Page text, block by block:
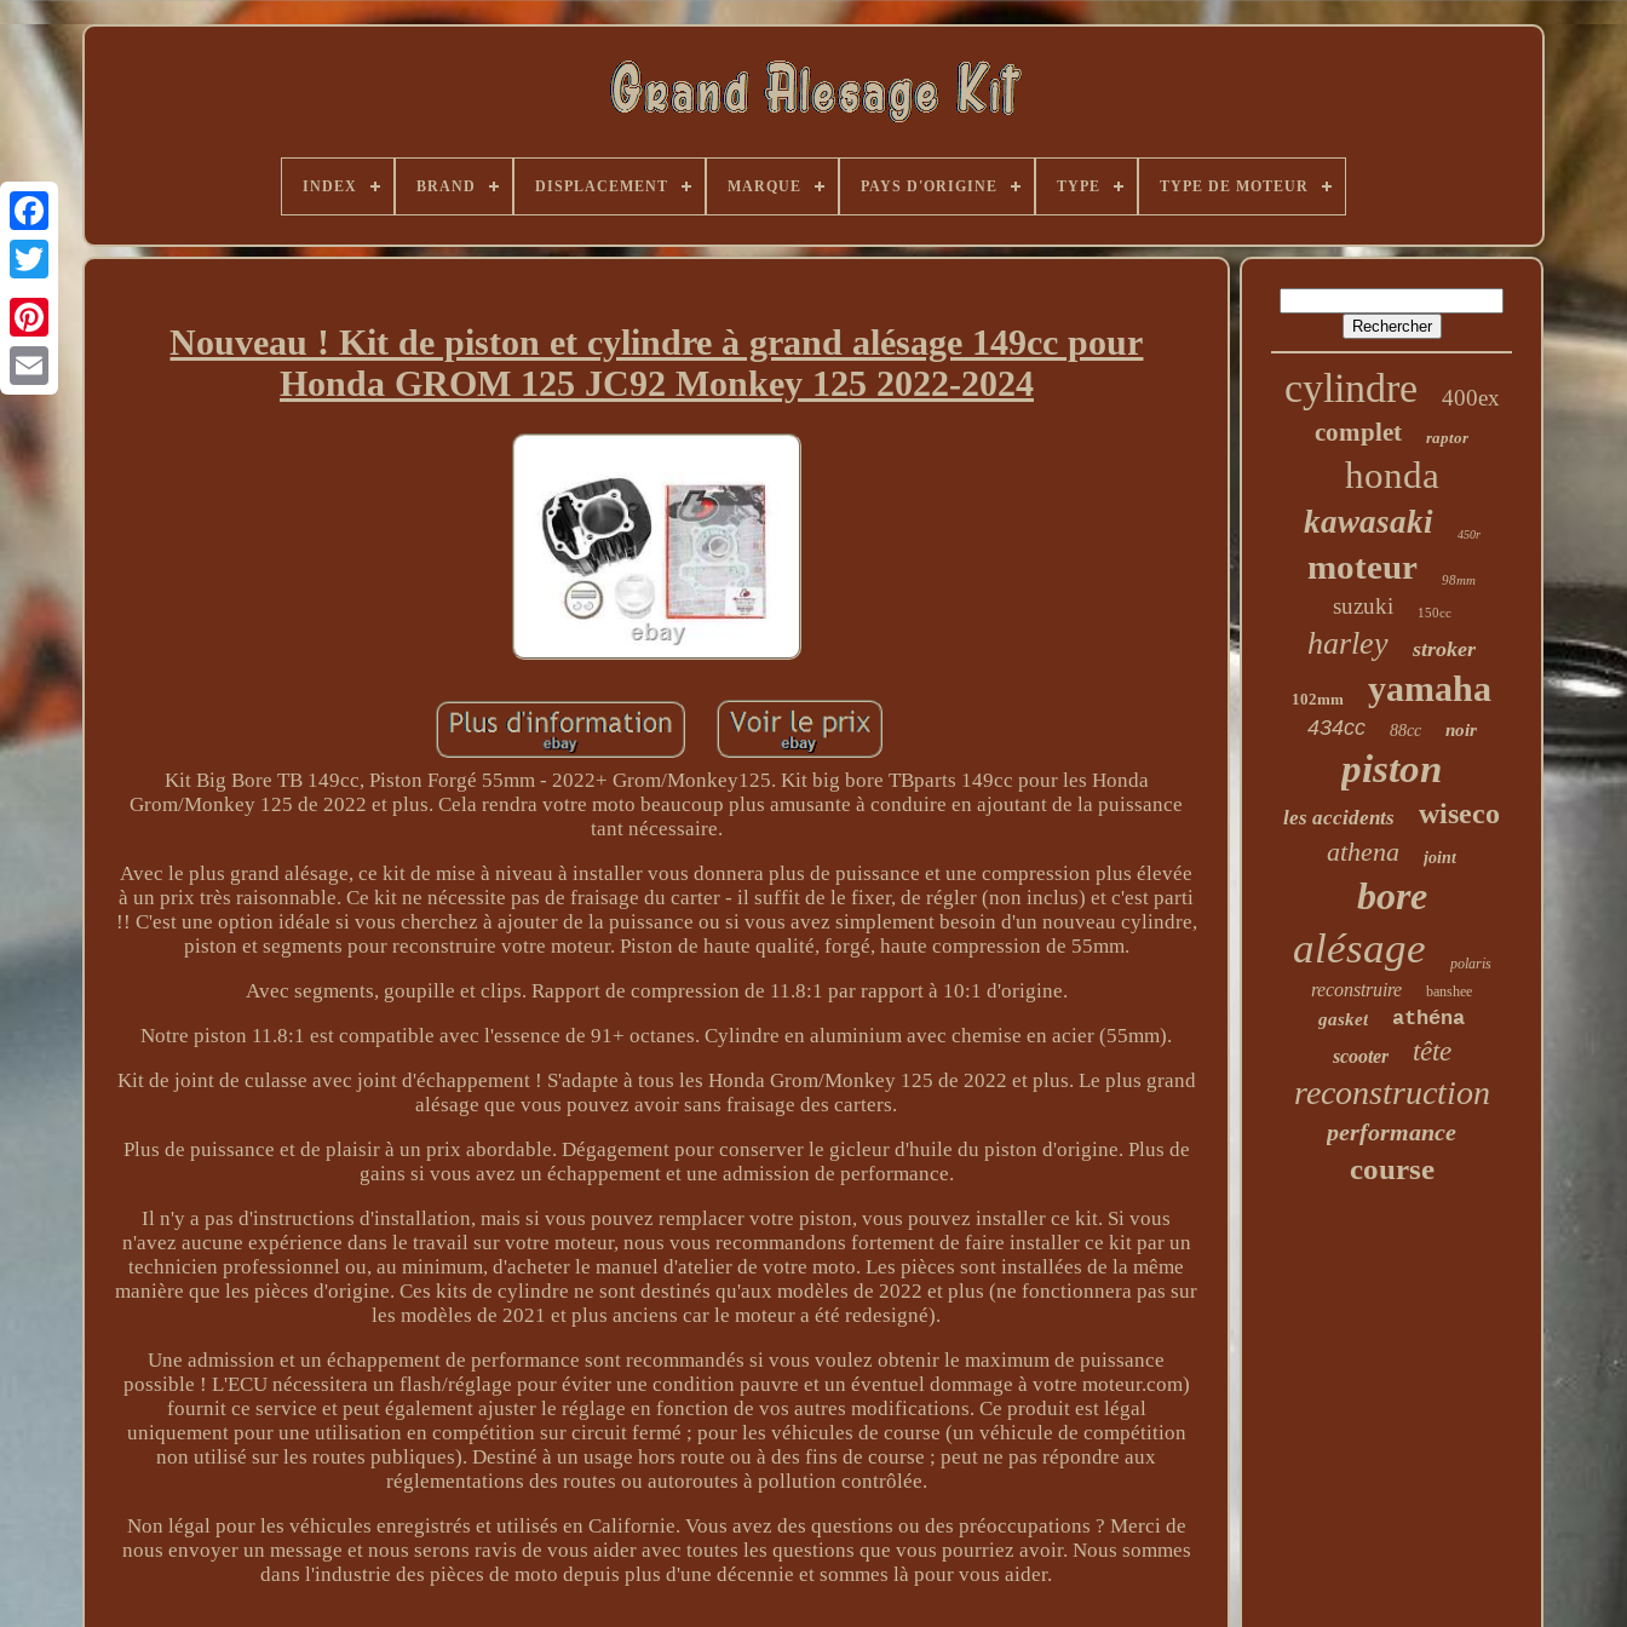
INDEX BRAND DISPLACEMENT MARQUE PAYS D'ORIGINE TYPE TYPE DE MOTEUR
Nouveau ! Kit de piston et cylindre à grand alésage 149cc pour
Honda GROM 125 JC92 Monkey 125 2022-2024
Kit Big Bore TB 149cc, Piston Forgé 55mm - 2022+ Grom/Monkey125. Kit big bore TBparts 149cc pour les Honda
Grom/Monkey 125 de 2022 et plus. Cela rendra votre moto beaucoup plus amusante à conduire en ajoutant de la puissance
tant nécessaire.
Avec le plus grand alésage, ce kit de mise à niveau à installer vous donnera plus de puissance et une compression plus élevée
à un prix très raisonnable. Ce kit ne nécessite pas de fraisage du carter - il suffit de le fixer, de régler (non inclus) et c'est parti
!! C'est une option idéale si vous cherchez à ajouter de la puissance ou si vous avez simplement besoin d'un nouveau cylindre,
piston et segments pour reconstruire votre moteur. Piston de haute qualité, forgé, haute compression de 55mm.
Avec segments, goupille et clips. Rapport de compression de 11.8:1 par rapport à 10:1 d'origine.
Notre piston 11.8:1 est compatible avec l'essence de 91+ octanes. Cylindre en aluminium avec chemise en acier (55mm).
Kit de joint de culasse avec joint d'échappement ! S'adapte à tous les Honda Grom/Monkey 125 de 2022 et plus. Le plus grand
alésage que vous pouvez avoir sans fraisage des carters.
Plus de puissance et de plaisir à un prix abordable. Dégagement pour conserver le gicleur d'huile du piston d'origine. Plus de
gains si vous avez un échappement et une admission de performance.
Il n'y a pas d'instructions d'installation, mais si vous pouvez remplacer votre piston, vous pouvez installer ce kit. Si vous
n'avez aucune expérience dans le travail sur votre moteur, nous vous recommandons fortement de faire installer ce kit par un
technicien professionnel ou, au minimum, d'acheter le manuel d'atelier de votre moto. Les pièces sont installées de la même
manière que les pièces d'origine. Ces kits de cylindre ne sont destinés qu'aux modèles de 2022 et plus (ne fonctionnera pas sur
les modèles de 2021 et plus anciens car le moteur a été redesigné).
Une admission et un échappement de performance sont recommandés si vous voulez obtenir le maximum de puissance
possible ! L'ECU nécessitera un flash/réglage pour éviter une condition pauvre et un éventuel dommage à votre moteur.com)
fournit ce service et peut également ajuster le réglage en fonction de vos autres modifications. Ce produit est légal
uniquement pour une utilisation en compétition sur circuit fermé ; pour les véhicules de course (un véhicule de compétition
non utilisé sur les routes publiques). Destiné à un usage hors route ou à des fins de course ; peut ne pas répondre aux
réglementations des routes ou autoroutes à pollution contrôlée.
Non légal pour les véhicules enregistrés et utilisés en Californie. Vous avez des questions ou des préoccupations ? Merci de
nous envoyer un message et nous serons ravis de vous aider avec toutes les questions que vous pourriez avoir. Nous sommes
dans l'industrie des pièces de moto depuis plus d'une décennie et sommes là pour vous aider.
cylindre 400ex
complet raptor
honda
kawasaki 450r
moteur 98mm
suzuki 150cc
harley stroker
102mm yamaha
434cc 88cc noir
piston
les accidents wiseco
athena joint
bore
alésage polaris
reconstruire banshee
gasket athéna
scooter tête
reconstruction
performance
course